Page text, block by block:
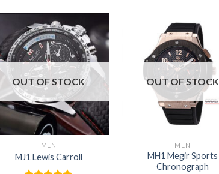
OUT OF STOCK
MEN
MJ1 Lewis Carroll
OUT OF STOCK
MEN
MH1 Megir Sports
Chronograph